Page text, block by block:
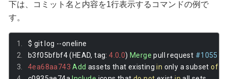
下は、コミット名と内容を1行表示するコマンドの例で
す。
$ git log --oneline
b3f05bfbf4 ( HEAD, tag: 4.0 0) Merge pull request #1055
4ea68aa743 Add assets that existing in only a subset of